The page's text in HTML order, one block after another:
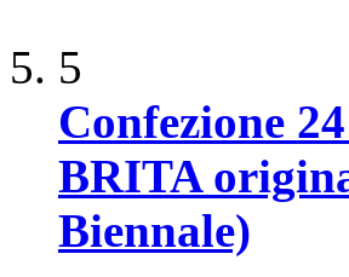
5
Confezione
BRITA
Biennale)